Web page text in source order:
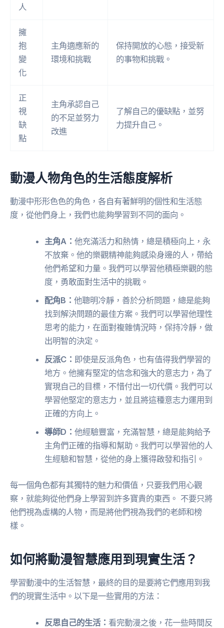
人
擁
抱
變
化
主角適應新的
環境和挑戰
保持開放的心態，接受新
的事物和挑戰。
正
視
缺
點
主角承認自己
的不足並努力
改進
了解自己的優缺點，並努
力提升自己。
動漫人物角色的生活態度解析
動漫中形形色色的角色，各自有著鮮明的個性和生活態
度，從他們身上，我們也能夠學習到不同的面向。
主角A：他充滿活力和熱情，總是積極向上，永
不放棄。他的樂觀精神能夠感染身邊的人，帶給
他們希望和力量。我們可以學習他積極樂觀的態
度，勇敢面對生活中的挑戰。
配角B：他聰明冷靜，善於分析問題，總是能夠
找到解決問題的最佳方案。我們可以學習他理性
思考的能力，在面對複雜情況時，保持冷靜，做
出明智的決定。
反派C： 即使是反派角色，也有值得我們學習的
地方。他擁有堅定的信念和強大的意志力，為了
實現自己的目標，不惜付出一切代價。我們可以
學習他堅定的意志力，並且將這種意志力運用到
正確的方向上。
導師D：他經驗豐富，充滿智慧，總是能夠給予
主角們正確的指導和幫助。我們可以學習他的人
生經驗和智慧，從他的身上獲得啟發和指引。
每一個角色都有其獨特的魅力和價值，只要我們用心觀
察，就能夠從他們身上學習到許多寶貴的東西。 不要只將
他們視為虛構的人物，而是將他們視為我們的老師和榜
樣。
如何將動漫智慧應用到現實生活？
學習動漫中的生活智慧，最終的目的是要將它們應用到我
們的現實生活中。以下是一些實用的方法：
反思自己的生活：看完動漫之後，花一些時間反